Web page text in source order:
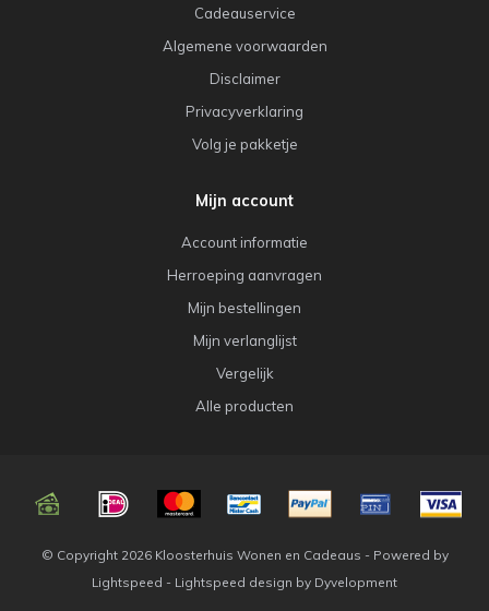
Cadeauservice
Algemene voorwaarden
Disclaimer
Privacyverklaring
Volg je pakketje
Mijn account
Account informatie
Herroeping aanvragen
Mijn bestellingen
Mijn verlanglijst
Vergelijk
Alle producten
© Copyright 2026 Kloosterhuis Wonen en Cadeaus - Powered by
Lightspeed - Lightspeed design by Dyvelopment